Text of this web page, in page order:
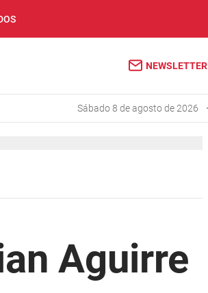
NEWSLETTER
sábado 8 de agosto de 2026
Aguirre